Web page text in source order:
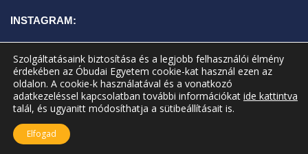
INSTAGRAM:
Szolgáltatásaink biztosítása és a legjobb felhasználói élmény
érdekében az Óbudai Egyetem cookie-kat használ ezen az
oldalon. A cookie-k használatával és a vonatkozó
adatkezeléssel kapcsolatban további információkat ide kattintva
talál, és ugyanitt módosíthatja a sütibeállításait is.
Elfogad